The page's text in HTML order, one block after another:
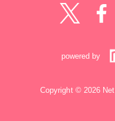
powered by
Copyright © 2026